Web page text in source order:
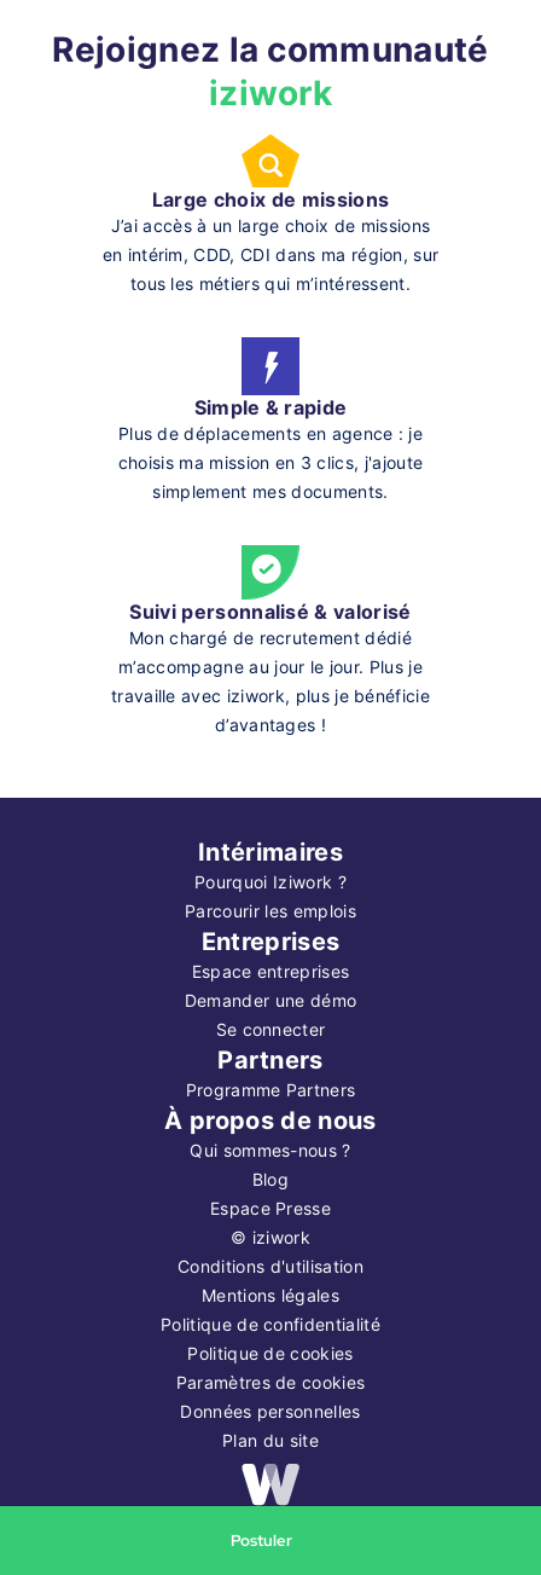
Postuler
Rejoignez la communauté
iziwork
Large choix de missions
J’ai accès à un large choix de missions
en intérim, CDD, CDI dans ma région, sur
tous les métiers qui m’intéressent.
Simple & rapide
Plus de déplacements en agence : je
choisis ma mission en 3 clics, j'ajoute
simplement mes documents.
Suivi personnalisé & valorisé
Mon chargé de recrutement dédié
m’accompagne au jour le jour. Plus je
travaille avec iziwork, plus je bénéficie
d’avantages !
Intérimaires
Pourquoi Iziwork ?
Parcourir les emplois
Entreprises
Espace entreprises
Demander une démo
Se connecter
Partners
Programme Partners
À propos de nous
Qui sommes-nous ?
Blog
Espace Presse
© iziwork
Conditions d'utilisation
Mentions légales
Politique de confidentialité
Politique de cookies
Paramètres de cookies
Données personnelles
Plan du site